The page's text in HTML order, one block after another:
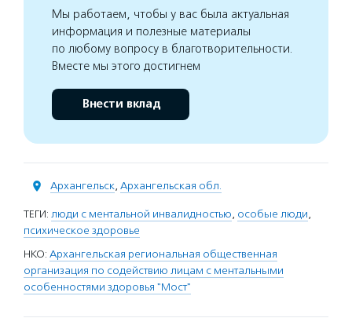
Мы работаем, чтобы у вас была актуальная
информация и полезные материалы
по любому вопросу в благотворительности.
Вместе мы этого достигнем
Внести вклад
Архангельск, Архангельская обл.
ТЕГИ: люди с ментальной инвалидностью, особые люди,
психическое здоровье
НКО: Архангельская региональная общественная
организация по содействию лицам с ментальными
особенностями здоровья "Мост"